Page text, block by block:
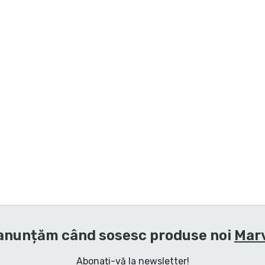
când sosesc produse noi
Abonați-vă la newsletter!